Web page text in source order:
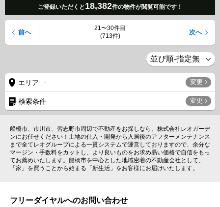
ご登録いただくと 18,382件の物件が閲覧可能です！
21〜30件目
(713件)
前へ 次へ
エリア - 変更
検索条件 変更
船橋市、市川市、習志野市周辺で不動産をお探しなら、株式会社レオガーデ
ンにお任せください！土地の仕入・開発から入居後のアフターメンテナンス
まで全てレオグループによる一貫システムで運営しておりますので、余分な
マージン・手数料をカットし、より良いものをお求め易い価格で自信をもっ
てお薦めいたします。船橋市を中心とした地域密着の不動産会社として、
「家」を買うことから始まる「新生活」をお客様にお届けいたします。
フリーダイヤルへのお問い合わせ